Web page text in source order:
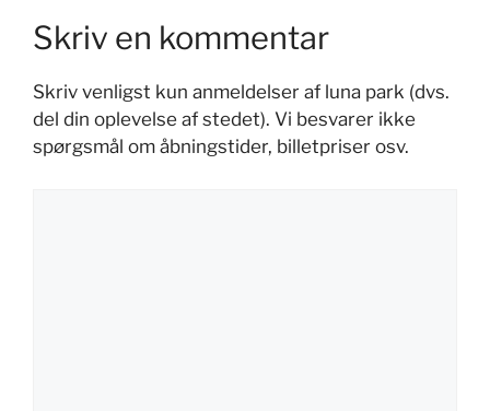
Skriv en kommentar
Skriv venligst kun anmeldelser af luna park (dvs.
del din oplevelse af stedet). Vi besvarer ikke
spørgsmål om åbningstider, billetpriser osv.